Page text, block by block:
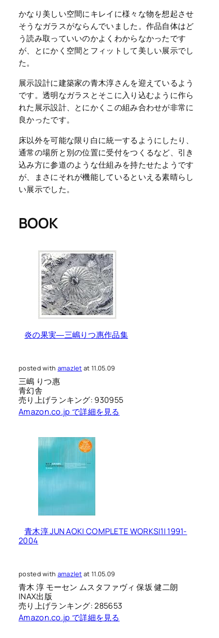
かなり美しい空間にキレイに様々な物を想起させ
そうなガラスがならんでいました。作品自体はど
う読み取っていいのかよくわからなかったです
が、とにかく空間とフィットして美しい展示でし
た。
展示設計に建築家の青木淳さんを迎えているよう
です。透明なガラスとそこに入り込むように作ら
れた展示設計、とにかくこの組み合わせが非常に
良かったです。
床以外を可能な限り白に統一するようにしたり、
通常の場所と別の位置に受付をつくるなど、引き
込み方に参道のような仕組みを持たせたようです
が、まさにそれが機能しているといえる素晴らし
い展示でした。
BOOK
炎の果実―三嶋りつ惠作品集
posted with amazlet at 11.05.09
三嶋 りつ惠
青幻舎
売り上げランキング: 930955
Amazon.co.jp で詳細を見る
青木淳 JUN AOKI COMPLETE WORKS|1| 1991-
2004
posted with amazlet at 11.05.09
青木 淳 モーセン ムスタファヴィ 保坂 健二朗
INAX出版
売り上げランキング: 285653
Amazon.co.jp で詳細を見る